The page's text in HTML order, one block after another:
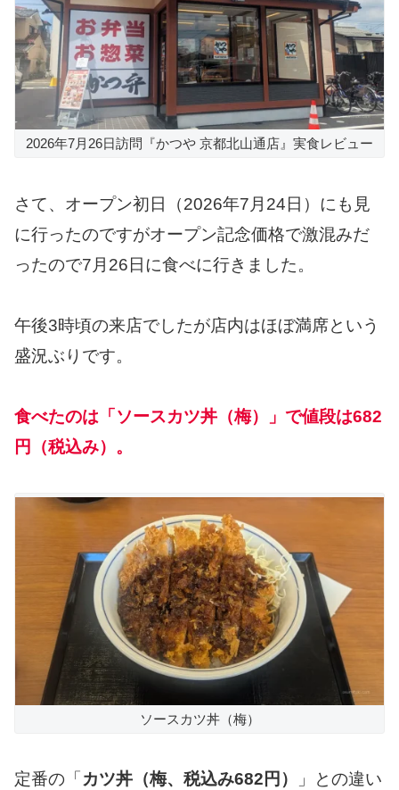
2026年7月26日訪問『かつや 京都北山通店』実食レビュー
さて、オープン初日（2026年7月24日）にも見
に行ったのですがオープン記念価格で激混みだ
ったので7月26日に食べに行きました。
午後3時頃の来店でしたが店内はほぼ満席という
盛況ぶりです。
食べたのは「ソースカツ丼（梅）」で値段は682
円（税込み）。
ソースカツ丼（梅）
定番の「 カツ丼（梅、税込み682円）
」との違い